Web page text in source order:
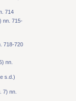
714
nn. 715-
718-720
nn.
s.d.)
7) nn.